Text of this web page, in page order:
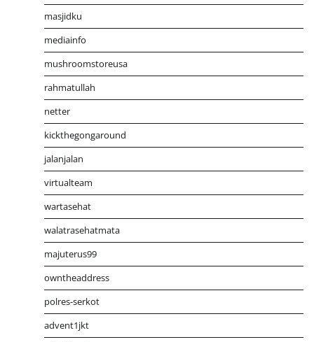
masjidku
mediainfo
mushroomstoreusa
rahmatullah
netter
kickthegongaround
jalanjalan
virtualteam
wartasehat
walatrasehatmata
majuterus99
owntheaddress
polres-serkot
advent1jkt